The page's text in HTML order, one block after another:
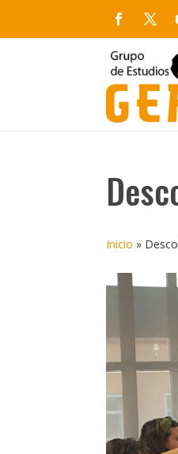
Inicio »